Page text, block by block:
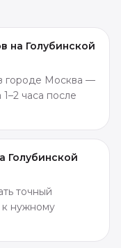
на Голубинской
городе Москва —
часа после
Голубинской
точный
нужному